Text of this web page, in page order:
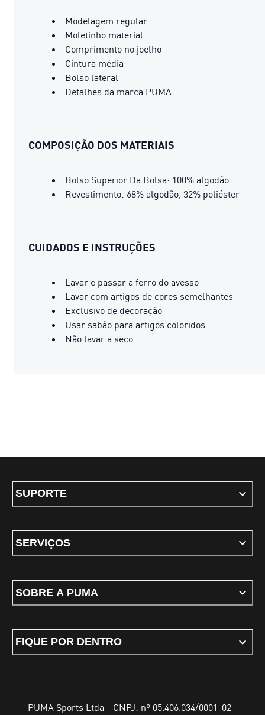
Modelagem regular
Moletinho material
Comprimento no joelho
Cintura média
Bolso lateral
Detalhes da marca PUMA
COMPOSIÇÃO DOS MATERIAIS
Bolso Superior Da Bolsa: 100% algodão
Revestimento: 68% algodão, 32% poliéster
CUIDADOS E INSTRUÇÕES
Lavar e passar a ferro do avesso
Lavar com artigos de cores semelhantes
Exclusivo de decoração
Usar sabão para artigos coloridos
Não lavar a seco
SUPORTE
SERVIÇOS
SOBRE A PUMA
FIQUE POR DENTRO
PUMA Sports Ltda - CNPJ: nº 05.406.034/0001-02 -